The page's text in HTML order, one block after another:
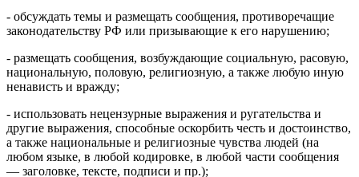
- обсуждать темы и размещать сообщения, противоречащие
законодательству РФ или призывающие к его нарушению;
- размещать сообщения, возбуждающие социальную, расовую,
национальную, половую, религиозную, а также любую иную
ненависть и вражду;
- использовать нецензурные выражения и ругательства и
другие выражения, способные оскорбить честь и достоинство,
а также национальные и религиозные чувства людей (на
любом языке, в любой кодировке, в любой части сообщения
— заголовке, тексте, подписи и пр.);